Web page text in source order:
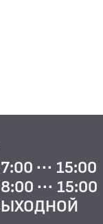
··· 15:00
··· 15:00